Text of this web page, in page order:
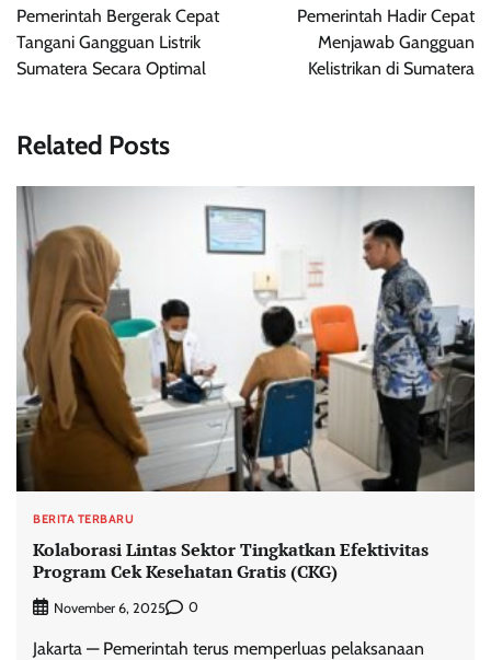
pos
Pemerintah Bergerak Cepat
Tangani Gangguan Listrik
Sumatera Secara Optimal
Pemerintah Hadir Cepat
Menjawab Gangguan
Kelistrikan di Sumatera
Related Posts
BERITA TERBARU
Kolaborasi Lintas Sektor Tingkatkan Efektivitas
Program Cek Kesehatan Gratis (CKG)
November 6, 2025 0
Jakarta — Pemerintah terus memperluas pelaksanaan